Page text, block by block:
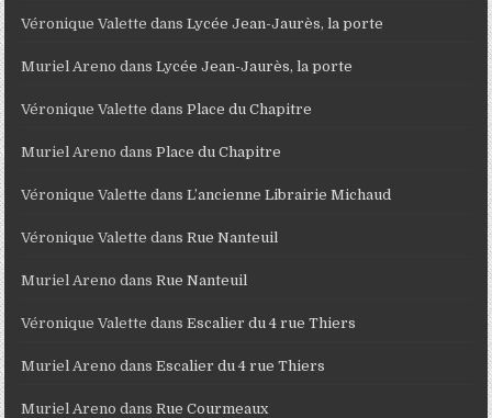
Véronique Valette dansLycée Jean-Jaurès, la porte
Muriel Areno dansLycée Jean-Jaurès, la porte
Véronique Valette dansPlace du Chapitre
Muriel Areno dansPlace du Chapitre
Véronique Valette dansL’ancienne Librairie Michaud
Véronique Valette dansRue Nanteuil
Muriel Areno dansRue Nanteuil
Véronique Valette dansEscalier du 4 rue Thiers
Muriel Areno dansEscalier du 4 rue Thiers
Muriel Areno dansRue Courmeaux